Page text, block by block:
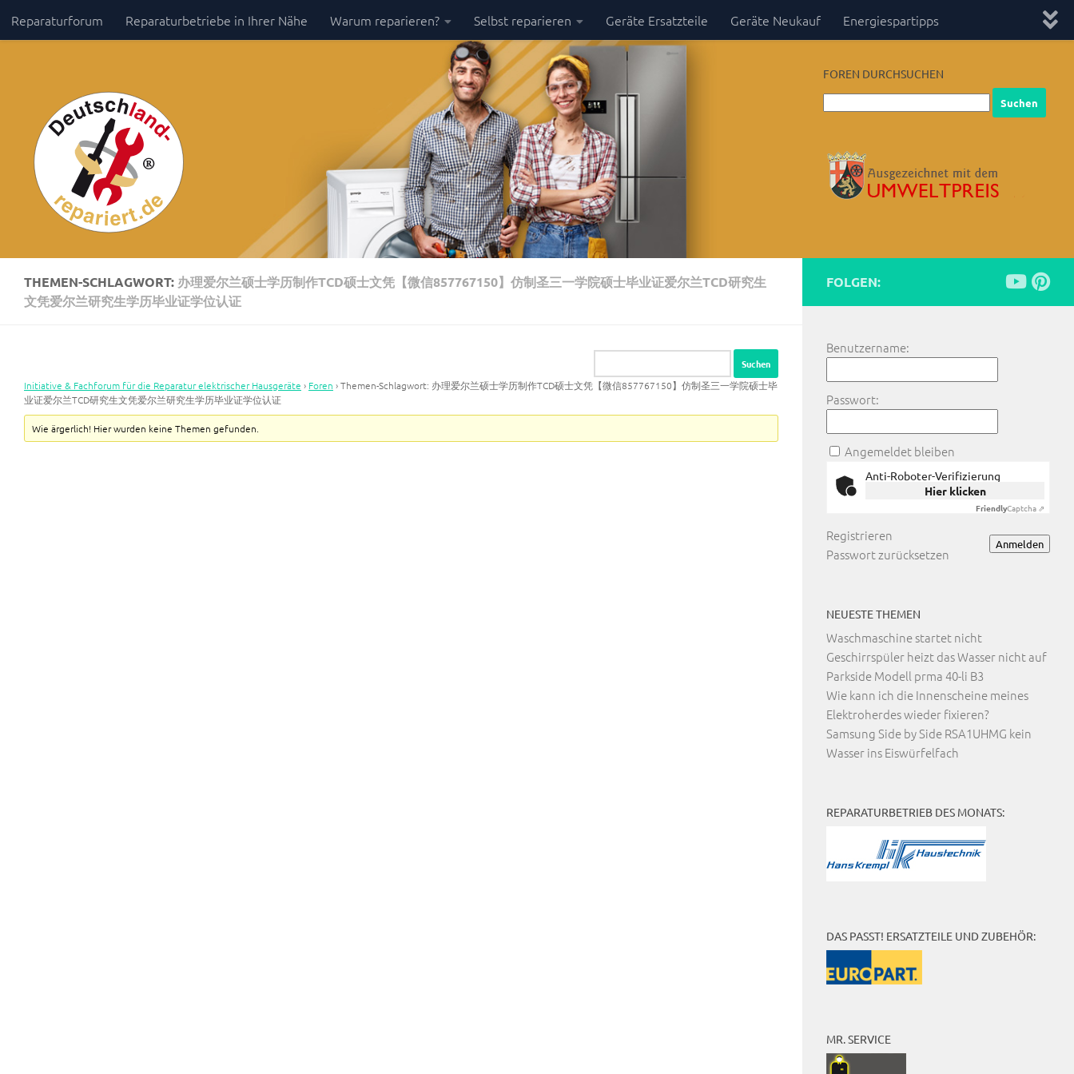
Zum Inhalt springen
Reparaturforum Reparaturbetriebe in Ihrer Nähe Warum reparieren? Selbst reparieren Geräte Ersatzteile Geräte Neukauf Energiespartipps
FOREN DURCHSUCHEN
THEMEN-SCHLAGWORT: 办理爱尔兰硕士学历制作TCD硕士文凭【微信857767150】仿制圣三一学院硕士毕业证爱尔兰TCD研究生
文凭爱尔兰研究生学历毕业证学位认证
Initiative & Fachforum für die Reparatur elektrischer Hausgeräte › Foren ›Themen-Schlagwort: 办理爱尔兰硕士学历制作TCD硕士文凭【微信857767150】仿制圣三一学院硕士毕
业证爱尔兰TCD研究生文凭爱尔兰研究生学历毕业证学位认证
Wie ärgerlich! Hier wurden keine Themen gefunden.
FOLGEN:
Benutzername:
Passwort:
Angemeldet bleiben
Anti-Roboter-Verifizierung
Hier klicken
FriendlyCaptcha ⇗
Anmelden
Registrieren
Passwort zurücksetzen
NEUESTE THEMEN
Waschmaschine startet nicht
Geschirrspüler heizt das Wasser nicht auf
Parkside Modell prma 40-li B3
Wie kann ich die Innenscheine meines
Elektroherdes wieder fixieren?
Samsung Side by Side RSA1UHMG kein
Wasser ins Eiswürfelfach
REPARATURBETRIEB DES MONATS:
DAS PASST! ERSATZTEILE UND ZUBEHÖR:
MR. SERVICE